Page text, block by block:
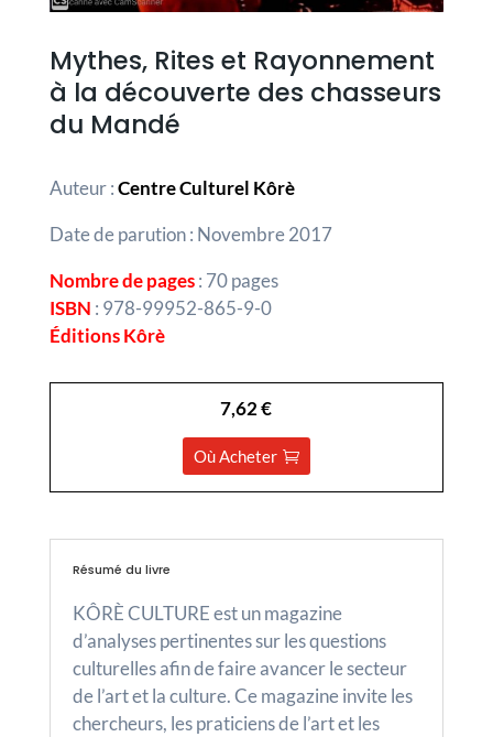
Mythes, Rites et Rayonnement
à la découverte des chasseurs
du Mandé
Auteur :Centre Culturel Kôrè
Date de parution : Novembre 2017
Nombre de pages: 70 pages
ISBN : 978-99952-865-9-0
Éditions Kôrè
7,62 €
Où Acheter
Résumé du livre
KÔRÈ CULTURE est un magazine
d’analyses pertinentes sur les questions
culturelles afin de faire avancer le secteur
de l’art et la culture. Ce magazine invite les
chercheurs, les praticiens de l’art et les